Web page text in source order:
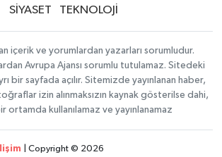
SİYASET
TEKNOLOJİ
içerik ve yorumlardan yazarları sorumludur.
Avrupa Ajansı sorumlu tutulamaz. Sitedeki
bir sayfada açılır. Sitemizde yayınlanan haber,
izin alınmaksızın kaynak gösterilse dahi,
ortamda kullanılamaz ve yayınlanamaz
| Copyright © 2026